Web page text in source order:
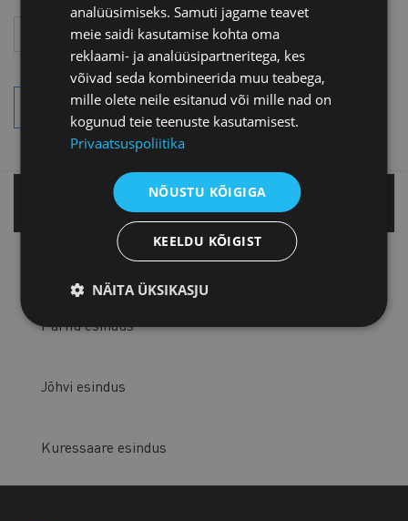
Kuu
OTSI SÜNDMUSI
Tartu esindus
Pärnu esindus
Jõhvi esindus
Kuressaare esindus
analüüsimiseks. Samuti jagame teavet
meie saidi kasutamise kohta oma
reklaami- ja analüüsipartneritega, kes
võivad seda kombineerida muu teabega,
mille olete neile esitanud või mille nad on
kogunud teie teenuste kasutamisest.
Privaatsuspoliitika
NÕUSTU KÕIGIGA
KEELDU KÕIGIST
NÄITA ÜKSIKASJU